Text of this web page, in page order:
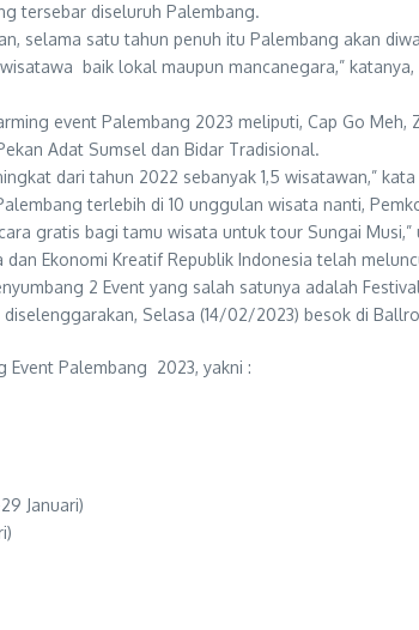
tersebar diseluruh Palembang.
selama satu tahun penuh itu Palembang akan
baik lokal maupun mancanegara,”
event Palembang 2023 meliputi, Cap Go Meh,
Adat Sumsel dan Bidar Tradisional.
dari tahun 2022 sebanyak 1,5 wisatawan,”
terlebih di 10 unggulan wisata nanti,
gratis bagi tamu wisata untuk tour Sungai Musi,”
Ekonomi Kreatif Republik Indonesia telah
2 Event yang salah satunya adalah
Selasa (14/02/2023) besok di
Event Palembang 2023, yakni :
Januari)